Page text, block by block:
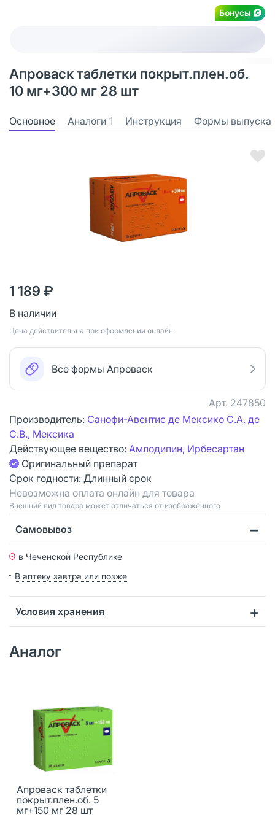
Бонусы
Апроваск таблетки покрыт.плен.об.
10 мг+300 мг 28 шт
Основное Аналоги 1 Инструкция Формы выпуска
1 189 ₽
В наличии
Цена действительна при оформлении онлайн
Все формы Апроваск
Арт. 247850
Производитель: Санофи-Авентис де Мексико С.А. де
С.В., Мексика
Действующее вещество: Амлодипин, Ирбесартан
Оригинальный препарат
Срок годности: Длинный срок
Невозможна оплата онлайн для товара
Bнешний вид товара может отличаться от изображённого
Самовывоз
в Чеченской Республике
В аптеку завтра или позже
Условия хранения
Аналог
Апроваск таблетки
покрыт.плен.об. 5
мг+150 мг 28 шт